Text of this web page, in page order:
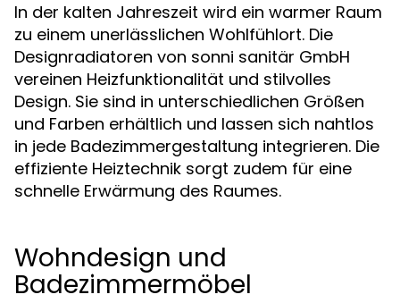
In der kalten Jahreszeit wird ein warmer Raum
zu einem unerlässlichen Wohlfühlort. Die
Designradiatoren von sonni sanitär GmbH
vereinen Heizfunktionalität und stilvolles
Design. Sie sind in unterschiedlichen Größen
und Farben erhältlich und lassen sich nahtlos
in jede Badezimmergestaltung integrieren. Die
effiziente Heiztechnik sorgt zudem für eine
schnelle Erwärmung des Raumes.
Wohndesign und
Badezimmermöbel